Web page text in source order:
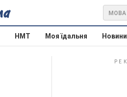
МОВА
НМТ Моя їдальня Новини